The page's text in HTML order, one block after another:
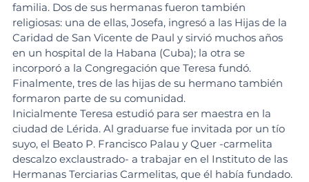
familia. Dos de sus hermanas fueron también
religiosas: una de ellas, Josefa, ingresó a las Hijas de la
Caridad de San Vicente de Paul y sirvió muchos años
en un hospital de la Habana (Cuba); la otra se
incorporó a la Congregación que Teresa fundó.
Finalmente, tres de las hijas de su hermano también
formaron parte de su comunidad.
Inicialmente Teresa estudió para ser maestra en la
ciudad de Lérida. Al graduarse fue invitada por un tío
suyo, el Beato P. Francisco Palau y Quer -carmelita
descalzo exclaustrado- a trabajar en el Instituto de las
Hermanas Terciarias Carmelitas, que él había fundado.